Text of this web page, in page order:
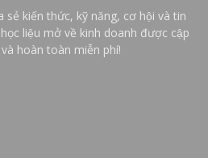
sẻ kiến thức, kỹ năng, cơ hội và tin
liệu mở về kinh doanh được cập
hoàn toàn miễn phí!